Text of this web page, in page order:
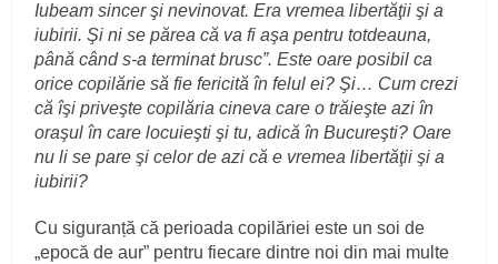
Iubeam sincer şi nevinovat. Era vremea libertăţii şi a
iubirii. Şi ni se părea că va fi aşa pentru totdeauna,
până când s-a terminat brusc”. Este oare posibil ca
orice copilărie să fie fericită în felul ei? Şi… Cum crezi
că îşi priveşte copilăria cineva care o trăieşte azi în
oraşul în care locuieşti şi tu, adică în Bucureşti? Oare
nu li se pare şi celor de azi că e vremea libertăţii şi a
iubirii?
Cu siguranță că perioada copilăriei este un soi de
„epocă de aur” pentru fiecare dintre noi din mai multe